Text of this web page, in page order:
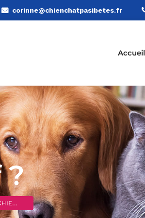
corinne@chienchatpasibetes.fr
Accueil
?
Staff réactif ?